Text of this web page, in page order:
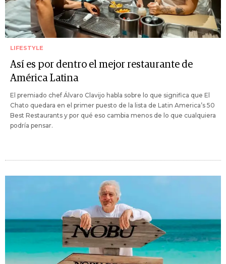
LIFESTYLE
Así es por dentro el mejor restaurante de
América Latina
El premiado chef Álvaro Clavijo habla sobre lo que significa que El
Chato quedara en el primer puesto de la lista de Latin America’s 50
Best Restaurants y por qué eso cambia menos de lo que cualquiera
podría pensar.